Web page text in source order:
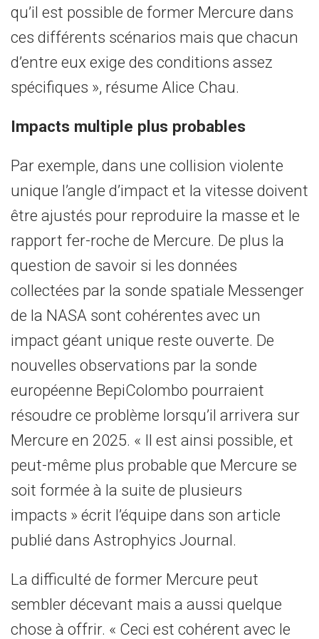
qu’il est possible de former Mercure dans
ces différents scénarios mais que chacun
d’entre eux exige des conditions assez
spécifiques », résume Alice Chau.
Impacts multiple plus probables
Par exemple, dans une collision violente
unique l’angle d’impact et la vitesse doivent
être ajustés pour reproduire la masse et le
rapport fer-roche de Mercure. De plus la
question de savoir si les données
collectées par la sonde spatiale Messenger
de la NASA sont cohérentes avec un
impact géant unique reste ouverte. De
nouvelles observations par la sonde
européenne BepiColombo pourraient
résoudre ce problème lorsqu’il arrivera sur
Mercure en 2025. « Il est ainsi possible, et
peut-même plus probable que Mercure se
soit formée à la suite de plusieurs
impacts » écrit l’équipe dans son article
publié dans Astrophyics Journal.
La difficulté de former Mercure peut
sembler décevant mais a aussi quelque
chose à offrir. « Ceci est cohérent avec le